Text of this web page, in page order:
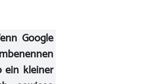
Google
ein kleiner